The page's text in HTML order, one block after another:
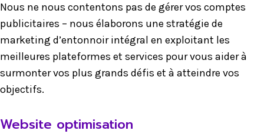
Nous ne nous contentons pas de gérer vos comptes
publicitaires – nous élaborons une stratégie de
marketing d’entonnoir intégral en exploitant les
meilleures plateformes et services pour vous aider à
surmonter vos plus grands défis et à atteindre vos
objectifs.
Website optimisation